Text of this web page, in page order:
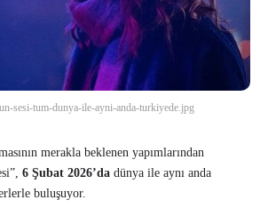
sesi-tum-dunya-ile-ayni-anda-turkiyede.jpg
merakla beklenen yapımlarından
6 Şubat 2026’da dünya ile aynı anda
buluşuyor.